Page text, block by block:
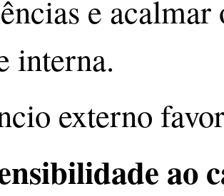
e
interna.
externo
ao